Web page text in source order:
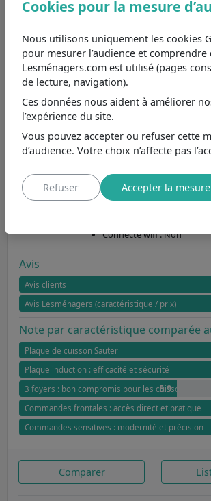
à partir de 419,99€ à
la plaque de cuisson
caractéristiques
Plaque induction :
3 foyers : bon compromis
simples
Commandes frontales :
pratique
Commandes sensitives :
précision
Puissance électrique : 7.2
Largeur (56 cm)
Connecté wifi : Non
Avis
Avis clients
Avis Lesménagers (caractéristique / prix)
Note par caractéristique comparée
Plaque de cuisson Sauter
Plaque induction : efficacité et sécurité
3 foyers : bon compromis pour les cuissons
5.9
Commandes frontales : accès direct et pratique
Commandes sensitives : modernité et précision
Comparer
Cookies pour la mesure
Nous utilisons uniquement les cookies
pour mesurer l’audience et comprendre
Lesménagers.com est utilisé (pages
de lecture, navigation).
Ces données nous aident à améliorer
l’expérience du site.
Vous pouvez accepter ou refuser cette
d’audience. Votre choix n’affecte pas
Refuser Accepter la